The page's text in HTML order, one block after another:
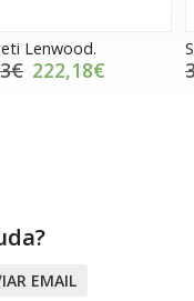
Loy.
247,82€
EMAIL